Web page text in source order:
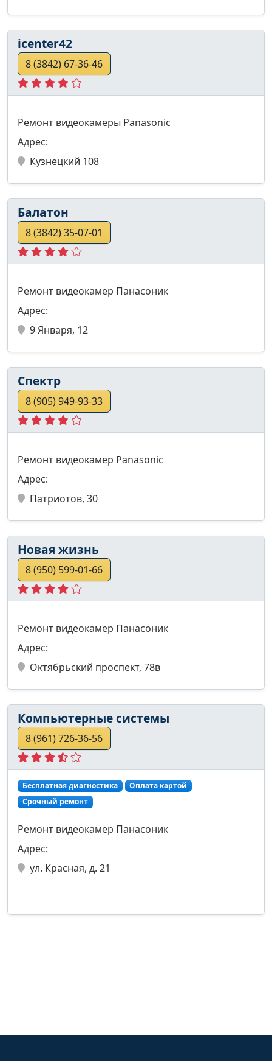
icenter42
8 (3842) 67-36-46
Ремонт видеокамеры Panasonic
Адрес:
Кузнецкий 108
Балатон
8 (3842) 35-07-01
Ремонт видеокамер Панасоник
Адрес:
9 Января, 12
Спектр
8 (905) 949-93-33
Ремонт видеокамер Panasonic
Адрес:
Патриотов, 30
Новая жизнь
8 (950) 599-01-66
Ремонт видеокамер Панасоник
Адрес:
Октябрьский проспект, 78в
Компьютерные системы
8 (961) 726-36-56
Бесплатная диагностика
Оплата картой
Срочный ремонт
Ремонт видеокамер Панасоник
Адрес:
ул. Красная, д. 21